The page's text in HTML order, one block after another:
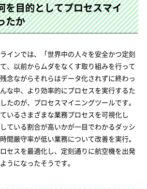
を目的としてプロセスマイ
たか
インでは、「世界中の人々を安全かつ定刻
、以前からムダをなくす取り組みを行って
念ながらそれらはデータ化されずに終わっ
な中、より効率的にプロセスを実行するた
たのが、プロセスマイニングツールです。
いるさまざまな業務プロセスを可視化し
ている割合が高いかが一目でわかるダッシ
間厳守率が低い業務について改善を実行。
セスを最適化し、定刻通りに航空機を出発
うになったそうです。